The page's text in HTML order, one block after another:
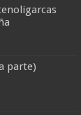
parte)